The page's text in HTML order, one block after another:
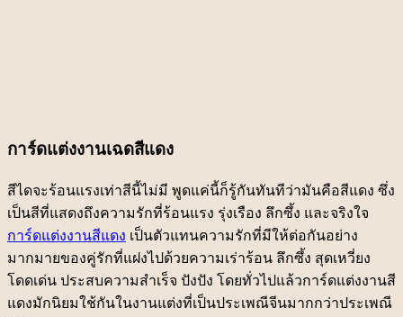
การ์ดแต่งงานเฉดสีแดง
สีไดจะร้อนแรงเท่าสีนี้ไม่มี พูดแค่นี้ก็รู้กันทันทีว่ามันคือสีแดง ซึ่ง
เป็นสีที่แสดงถึงความรักที่ร้อนแรง รุ่งเรือง ลึกซึ้ง และจริงใจ
การ์ดแต่งงานสีแดง เป็นตัวแทนความรักที่มีให้ต่อกันอย่าง
มากมายของคู่รักที่แฝงไปด้วยความเร่าร้อน ลึกซึ้ง สุดเหวี่ยง
โดดเด่น ประสบความสำเร็จ ปังปัง โดยทั่วไปแล้วการ์ดแต่งงานสี
แดงมักนิยมใช้กันในงานแต่งที่เป็นประเพณีจีนมากกว่าประเพณี